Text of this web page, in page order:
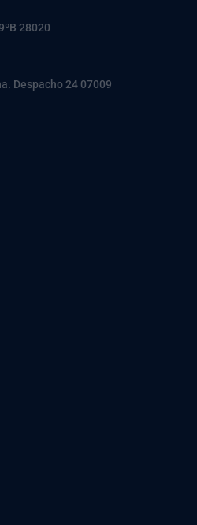
28020
Despacho 24 07009